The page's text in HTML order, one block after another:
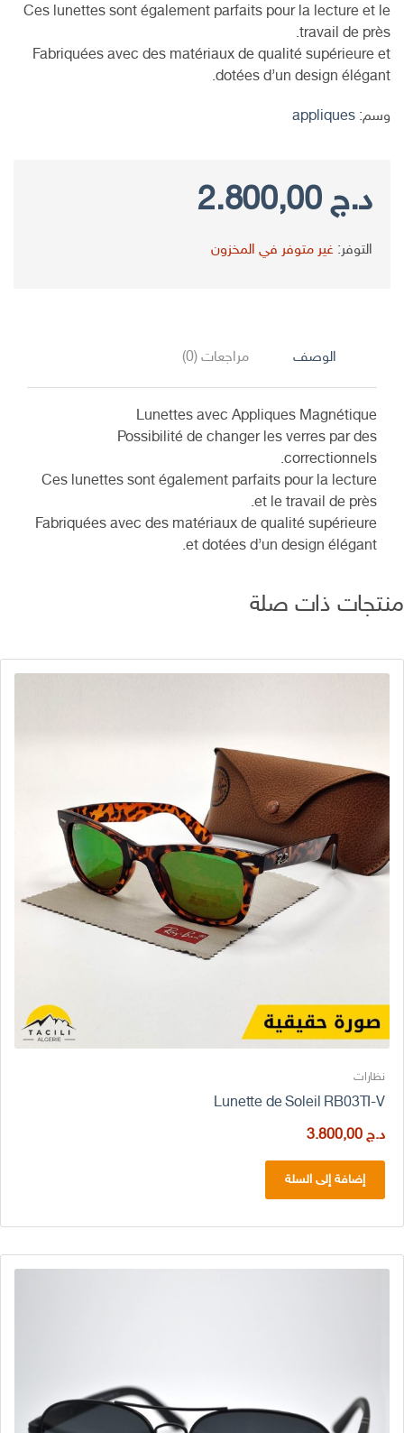
Ces lunettes sont également parfaits pour la lecture et le
travail de près.
Fabriquées avec des matériaux de qualité supérieure et
dotées d’un design élégant.
وسم:appliques
د.ج2.800,00
التوفر:غير متوفر في المخزون
الوصف مراجعات (0)
Lunettes avec Appliques Magnétique
Possibilité de changer les verres par des
correctionnels.
Ces lunettes sont également parfaits pour la lecture
et le travail de près.
Fabriquées avec des matériaux de qualité supérieure
et dotées d’un design élégant.
ذات صلة
نظارات
Lunette de Soleil RB03TI-V
د.ج3.800,00
إضافة إلى السلة